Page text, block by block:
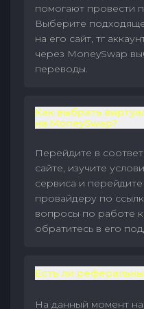
помогают провести
Выберите
на его сайт, тг
через MoneySwap
переводы.
Как выбрать
на MoneySwap?
Перейдите в
сайте, изучите
сервиса и
провайдеру по
вопросы по работе
обратитесь в его
Есть ли
На данный момент на